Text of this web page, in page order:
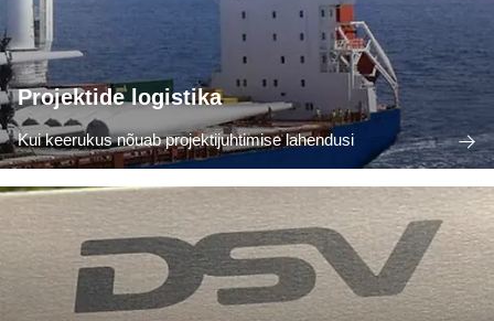
Projektide logistika
Kui keerukus nõuab projektijuhtimise lahendusi